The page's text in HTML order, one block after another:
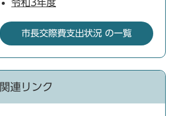
令和3年度
市長交際費支出状況 の一覧
関連リンク